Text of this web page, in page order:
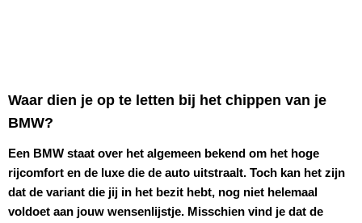
Waar dien je op te letten bij het chippen van je
BMW?
Een BMW staat over het algemeen bekend om het hoge
rijcomfort en de luxe die de auto uitstraalt. Toch kan het zijn
dat de variant die jij in het bezit hebt, nog niet helemaal
voldoet aan jouw wensenlijstje. Misschien vind je dat de